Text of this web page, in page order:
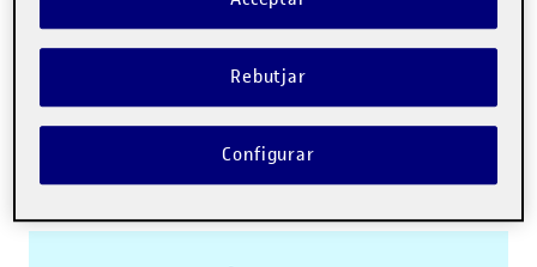
Rebutjar
Configurar